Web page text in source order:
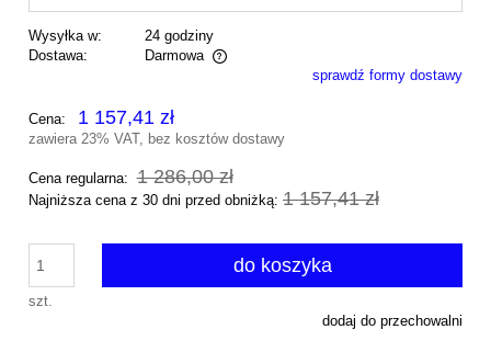
Wysyłka w:
24 godziny
Dostawa:
Darmowa
Cena nie zawiera ewentualnych kosztów płatnościsprawdź formy dostawy
Cena: 1 157,41 zł
zawiera 23% VAT, bez kosztów dostawy
Cena regularna: 1 286,00 zł
Najniższa cena z 30 dni przed obniżką: 1 157,41 zł
szt.
do koszyka
dodaj do przechowalni